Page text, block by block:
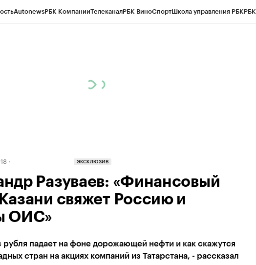
AutonewsРБК КомпанииТелеканалРБК ВиноСпортШкола управления РБК
ЭКСКЛЮЗИВ
Разуваев: «Финансовый
свяжет Россию и
ОИС»
рубля падает на фоне дорожающей нефти и как скажутся
стран на акциях компаний из Татарстана, - рассказал